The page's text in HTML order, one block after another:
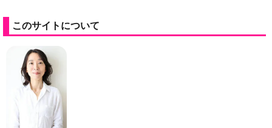
このサイトについて